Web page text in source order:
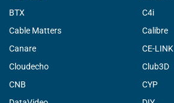
BTX
C4i
Cable Matters
Calibre
Canare
CE-LINK
Cloudecho
Club3D
CNB
CYP